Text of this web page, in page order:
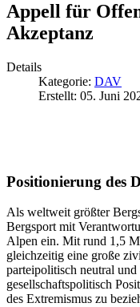
Appell für
Akzeptanz
Details
Kategorie: DAV
Erstellt: 05. Juni
Positionierung des
Als weltweit größter
Bergsport mit
Alpen ein. Mit rund 1,5
gleichzeitig eine große
parteipolitisch neutral
gesellschaftspolitisch
des Extremismus zu